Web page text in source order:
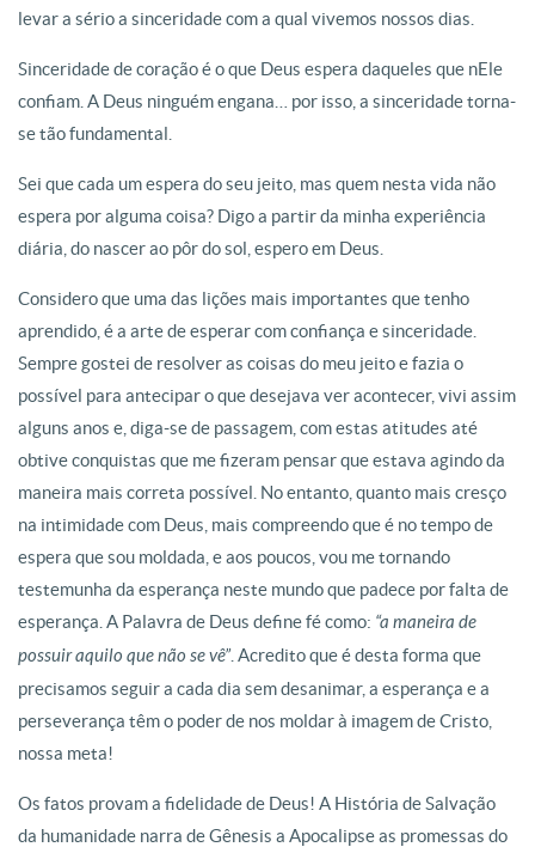
levar a sério a sinceridade com a qual vivemos nossos dias.
Sinceridade de coração é o que Deus espera daqueles que nEle
confiam. A Deus ninguém engana… por isso, a sinceridade torna-
se tão fundamental.
Sei que cada um espera do seu jeito, mas quem nesta vida não
espera por alguma coisa? Digo a partir da minha experiência
diária, do nascer ao pôr do sol, espero em Deus.
Considero que uma das lições mais importantes que tenho
aprendido, é a arte de esperar com confiança e sinceridade.
Sempre gostei de resolver as coisas do meu jeito e fazia o
possível para antecipar o que desejava ver acontecer, vivi assim
alguns anos e, diga-se de passagem, com estas atitudes até
obtive conquistas que me fizeram pensar que estava agindo da
maneira mais correta possível. No entanto, quanto mais cresço
na intimidade com Deus, mais compreendo que é no tempo de
espera que sou moldada, e aos poucos, vou me tornando
testemunha da esperança neste mundo que padece por falta de
esperança. A Palavra de Deus define fé como: “a maneira de
possuir aquilo que não se vê”. Acredito que é desta forma que
precisamos seguir a cada dia sem desanimar, a esperança e a
perseverança têm o poder de nos moldar à imagem de Cristo,
nossa meta!
Os fatos provam a fidelidade de Deus! A História de Salvação
da humanidade narra de Gênesis a Apocalipse as promessas do